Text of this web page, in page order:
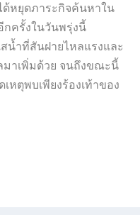
ด้หยุดภาระกิจค้นหาใน
กครั้งในวันพรุ่งนี้
น้ำที่สันฝายไหลแรงและ
มาเพิ่มด้วย จนถึงขณะนี้
หตุพบเพียงร้องเท้าของ